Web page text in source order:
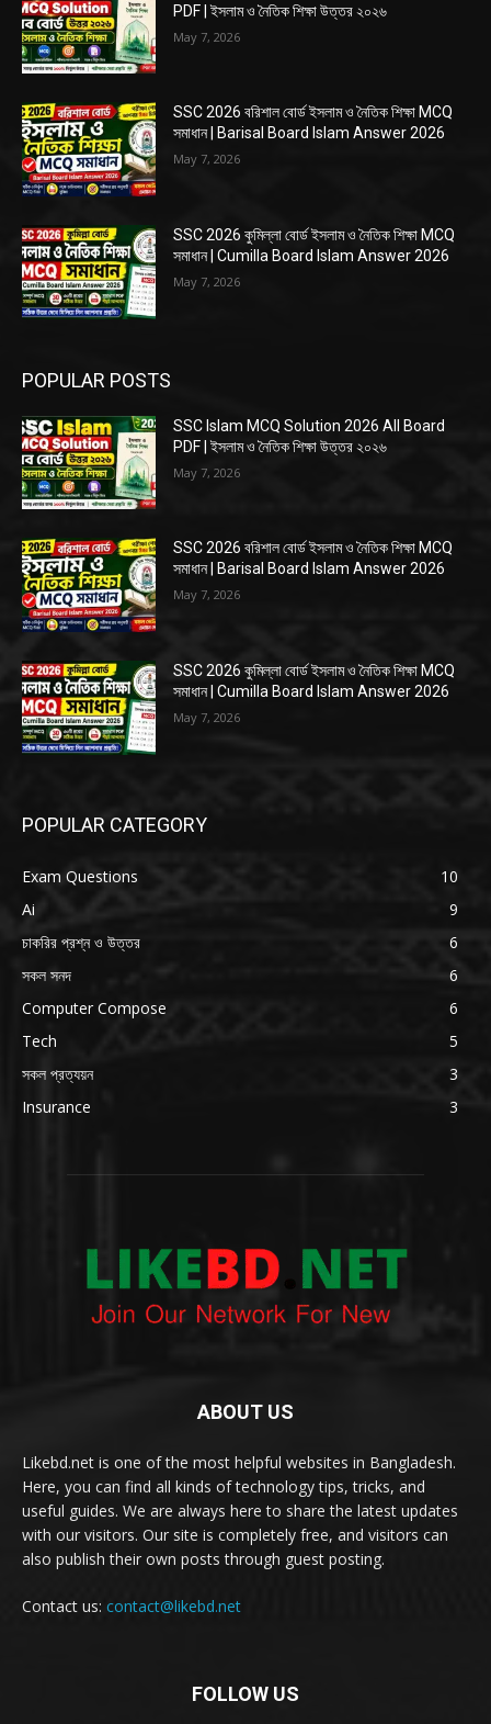
PDF | ইসলাম ও নৈতিক শিক্ষা উত্তর ২০২৬
May 7, 2026
SSC 2026 বরিশাল বোর্ড ইসলাম ও নৈতিক শিক্ষা MCQ
সমাধান | Barisal Board Islam Answer 2026
May 7, 2026
SSC 2026 কুমিল্লা বোর্ড ইসলাম ও নৈতিক শিক্ষা MCQ
সমাধান | Cumilla Board Islam Answer 2026
May 7, 2026
POPULAR POSTS
SSC Islam MCQ Solution 2026 All Board
PDF | ইসলাম ও নৈতিক শিক্ষা উত্তর ২০২৬
May 7, 2026
SSC 2026 বরিশাল বোর্ড ইসলাম ও নৈতিক শিক্ষা MCQ
সমাধান | Barisal Board Islam Answer 2026
May 7, 2026
SSC 2026 কুমিল্লা বোর্ড ইসলাম ও নৈতিক শিক্ষা MCQ
সমাধান | Cumilla Board Islam Answer 2026
May 7, 2026
POPULAR CATEGORY
Exam Questions
10
Ai
9
চাকরির প্রশ্ন ও উত্তর
6
সকল সনদ
6
Computer Compose
6
Tech
5
সকল প্রত্যয়ন
3
Insurance
3
ABOUT US
Likebd.net is one of the most helpful websites in Bangladesh.
Here, you can find all kinds of technology tips, tricks, and
useful guides. We are always here to share the latest updates
with our visitors. Our site is completely free, and visitors can
also publish their own posts through guest posting.
Contact us: contact@likebd.net
FOLLOW US